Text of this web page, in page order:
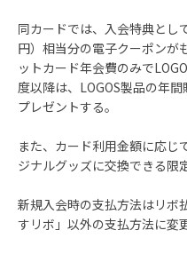
同カードでは、入会特典とし
円）相当分の電子クーポンが
ットカード年会費のみで
度以降は、LOGOS製品の年
プレゼントする。
また、カード利用金額に応じ
ジナルグッズに交換できる限
新規入会時の支払方法はリボ
すリボ」以外の支払方法に変